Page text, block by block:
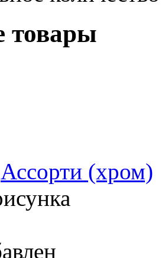
товары
Ассорти (хром)